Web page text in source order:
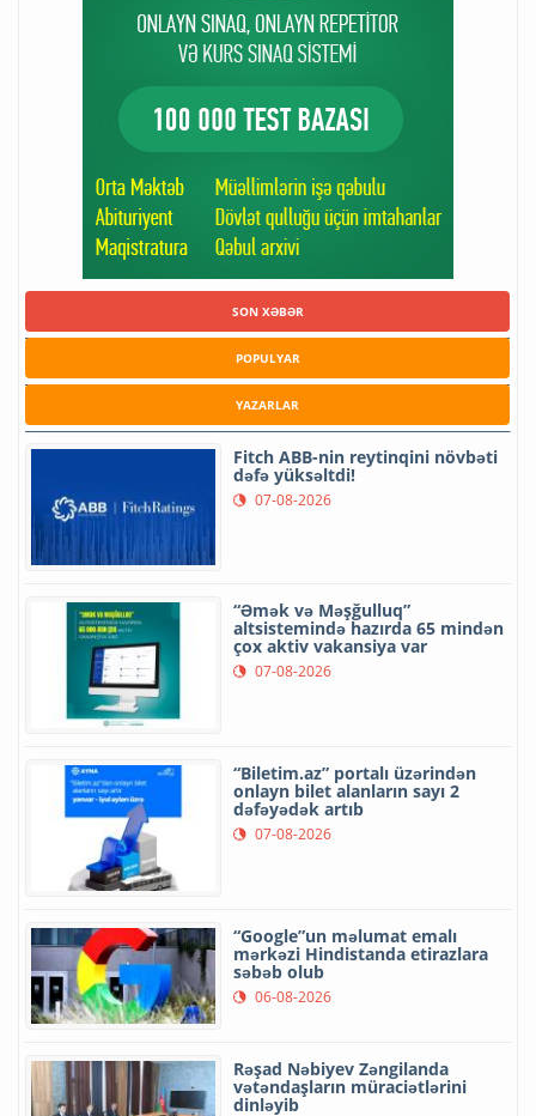
SON XƏBƏR
POPULYAR
YAZARLAR
Fitch ABB-nin reytinqini növbəti
dəfə yüksəltdi!
07-08-2026
“Əmək və Məşğulluq”
altsistemində hazırda 65 mindən
çox aktiv vakansiya var
07-08-2026
“Biletim.az” portalı üzərindən
onlayn bilet alanların sayı 2
dəfəyədək artıb
07-08-2026
“Google”un məlumat emalı
mərkəzi Hindistanda etirazlara
səbəb olub
06-08-2026
Rəşad Nəbiyev Zəngilanda
vətəndaşların müraciətlərini
dinləyib